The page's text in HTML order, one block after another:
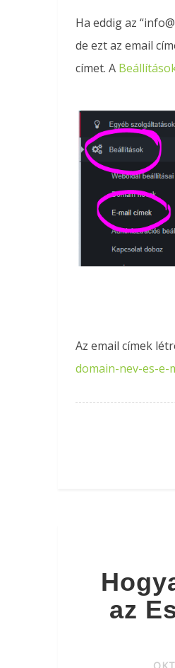
Ha eddig az
de ezt az email
címet. A
Az email címek
domain-nev-es-e-
az